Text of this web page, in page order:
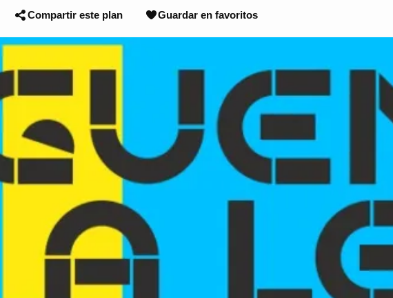
Compartir este plan Guardar en favoritos